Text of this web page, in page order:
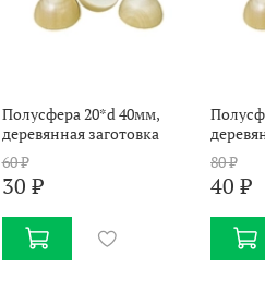
Полусфера 20*d 40мм,
деревянная заготовка
60 ₽
30 ₽
80 ₽
40 ₽